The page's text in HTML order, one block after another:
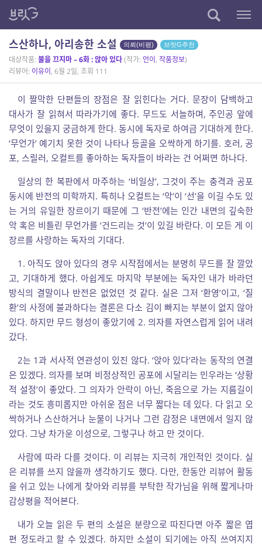
스산하나, 아리송한 소설 의뢰(비평) 브릿G추천
대상작품: 불을 끄지마 – 6화 : 앉아 있다(작가: 언이, 작품정보)
리뷰어: 이유이, 6월 2일, 조회 111
이 짤막한 단편들의 장점은 잘 읽힌다는 거다. 문장이 담백하고
대사가 잘 읽혀서 따라가기에 좋다. 무드도 서늘하며, 주인공 앞에
무엇이 있을지 궁금하게 한다. 동시에 독자로 하여금 기대하게 한다.
‘무언가’ 예기치 못한 것이 나타나 등골을 오싹하게 하기를. 호러, 공
포, 스릴러, 오컬트를 좋아하는 독자들이 바라는 건 어쩌면 하나다.
일상의 한 복판에서 마주하는 ‘비일상’, 그것이 주는 충격과 공포
동시에 반전의 미학까지. 특히나 오컬트는 ‘악’이 ‘선’을 이길 수도 있
는 거의 유일한 장르이기 때문에 그 ‘반전’에는 인간 내면의 깊숙한
악 혹은 비틀린 무언가를 ‘건드리는 것’이 있길 바란다. 이 모든 게 이
장르를 사랑하는 독자의 기대다.
1. 아직도 앉아 있다의 경우 시작점에서는 분명히 무드를 잘 깔았
고, 기대하게 했다. 아쉽게도 마지막 부분에는 독자인 내가 바라던
방식의 결말이나 반전은 없었던 것 같다. 실은 그저 ‘환영’이고, ‘질
환’의 사정에 불과하다는 결론은 다소 김이 빠지는 부분이 없지 않아
있다. 하지만 무드 형성이 좋았기에 2. 의자를 자연스럽게 읽어 내려
갔다.
2는 1과 서사적 연관성이 있진 않다. ‘앉아 있다’라는 동작의 연결
은 있겠다. 의자를 보며 비정상적인 공포에 시달리는 민우라는 ‘상황
적 설정’이 좋았다. 그 의자가 안락이 아닌, 죽음으로 가는 지름길이
라는 것도 흥미롭지만 아쉬운 점은 너무 짧다는 데 있다. 다 읽고 오
싹하거나 스산하거나 눈물이 나거나 그런 감정은 내면에서 일지 않
았다. 그냥 차가운 이성으로, 그렇구나 하고 만 것이다.
사람에 따라 다를 것이다. 이 리뷰는 지극히 개인적인 것이다. 실
은 리뷰를 쓰지 않을까 생각하기도 했다. 다만, 한동안 리뷰어 활동
을 쉬고 있는 나에게 찾아와 리뷰를 부탁한 작가님을 위해 짧게나마
감상평을 적어본다.
내가 오늘 읽은 두 편의 소설은 분량으로 따진다면 아주 짧은 엽
편 정도라고 할 수 있겠다. 하지만 소설이 되기에는 아직 쓰여지지